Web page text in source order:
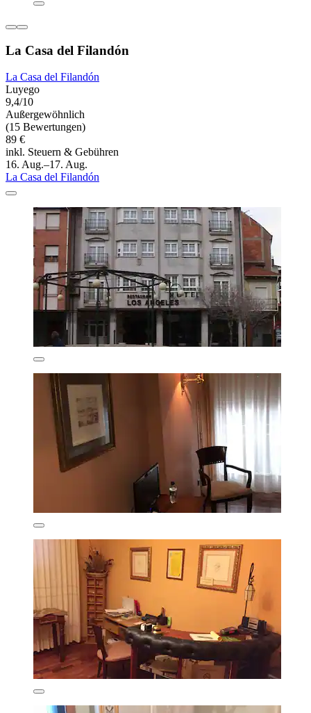
La Casa del Filandón
La Casa del Filandón
Luyego
9,4/10
Außergewöhnlich
(15 Bewertungen)
89 €
inkl. Steuern & Gebühren
16. Aug.–17. Aug.
La Casa del Filandón